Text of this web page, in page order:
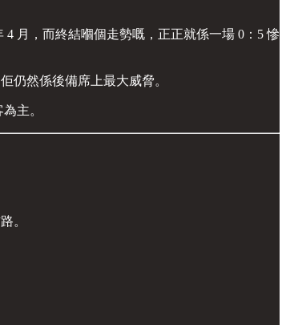
月，而終結嗰個走勢嘅，正正就係一場 0：5 慘
仍然係後備席上最大威脅。
主。
。